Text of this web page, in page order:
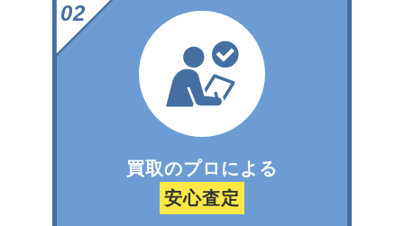
買取のプロによる
安心査定